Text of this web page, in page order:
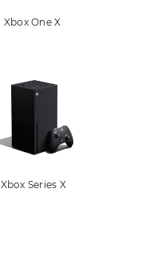
Xbox One X
Xbox Series X